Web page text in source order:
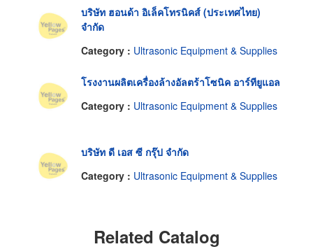
บริษัท ฮอนด้า อิเล็คโทรนิคส์ (ประเทศไทย)
จำกัด
Category : Ultrasonic Equipment & Supplies
โรงงานผลิตเครื่องล้างอัลตร้าโซนิค อาร์ทียูแอล
Category : Ultrasonic Equipment & Supplies
บริษัท ดี เอส ซี กรุ๊ป จำกัด
Category : Ultrasonic Equipment & Supplies
Related Catalog